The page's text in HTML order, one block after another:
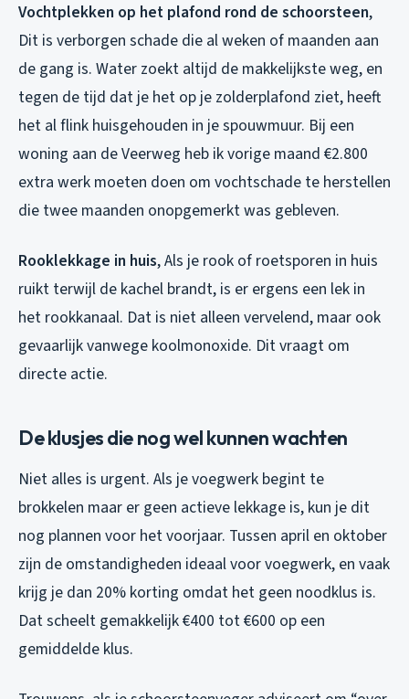
Vochtplekken op het plafond rond de schoorsteen,
Dit is verborgen schade die al weken of maanden aan
de gang is. Water zoekt altijd de makkelijkste weg, en
tegen de tijd dat je het op je zolderplafond ziet, heeft
het al flink huisgehouden in je spouwmuur. Bij een
woning aan de Veerweg heb ik vorige maand €2.800
extra werk moeten doen om vochtschade te herstellen
die twee maanden onopgemerkt was gebleven.
Rooklekkage in huis, Als je rook of roetsporen in huis
ruikt terwijl de kachel brandt, is er ergens een lek in
het rookkanaal. Dat is niet alleen vervelend, maar ook
gevaarlijk vanwege koolmonoxide. Dit vraagt om
directe actie.
De klusjes die nog wel kunnen wachten
Niet alles is urgent. Als je voegwerk begint te
brokkelen maar er geen actieve lekkage is, kun je dit
nog plannen voor het voorjaar. Tussen april en oktober
zijn de omstandigheden ideaal voor voegwerk, en vaak
krijg je dan 20% korting omdat het geen noodklus is.
Dat scheelt gemakkelijk €400 tot €600 op een
gemiddelde klus.